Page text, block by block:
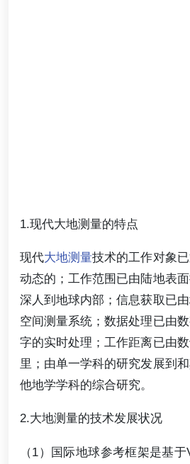
1.现代大地测量的特点
现代大地测量技术的工作对象
动态的；工作范围已由陆地表
深人到地球内部；信息获取已
空间测量系统；数据处理已由
字的实时处理；工作距离已由
里；由单一学科的研究发展到
他地学学科的综合研究。
2.大地测量的技术发展状况
（1）国际地球参考框架是基于